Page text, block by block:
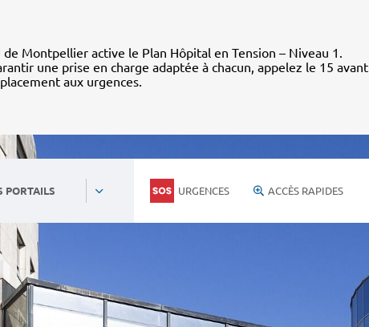
de Montpellier active le Plan Hôpital en Tension – Niveau 1.
une prise en charge adaptée à chacun, appelez le 15 avant
aux urgences.
PORTAILS URGENCES ACCÈS RAPIDES